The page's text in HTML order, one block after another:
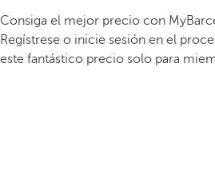
Consiga el mejor precio con
Regístrese o inicie sesión en el
este fantástico precio solo para